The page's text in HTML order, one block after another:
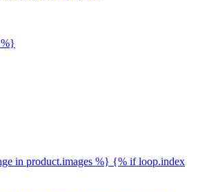
in product.images %} {% if loop.index